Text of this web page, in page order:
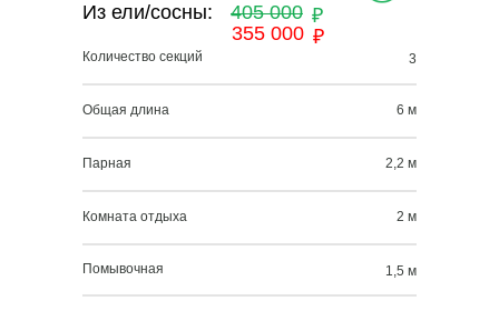
405 000 ₽
355 000 ₽
Из ели/сосны:
Количество секций
Общая длина
Комната отдыха
3
6 м
2,2 м
2 м
Парная
1,5 м
Помывочная